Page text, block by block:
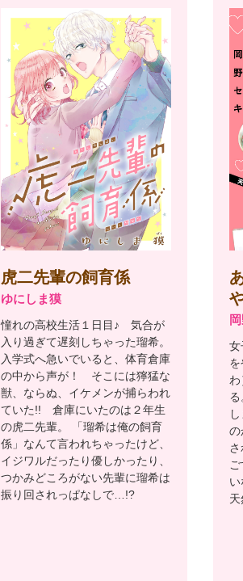
虎二先輩の飼育係
ゆにしま獏
憧れの高校生活１日目♪ 気合が
入り過ぎて遅刻しちゃった瑠希。
入学式へ急いでいると、体育倉庫
の中から声が！ そこには獰猛な
獣、ならぬ、イケメンが捕らわれ
ていた!! 倉庫にいたのは２年生
の虎二先輩。 「瑠希は俺の飼育
係」なんて言われちゃったけど、
イジワルだったり優しかったり、
つかみどころがない先輩に瑠希は
振り回されっぱなしで…!?
女